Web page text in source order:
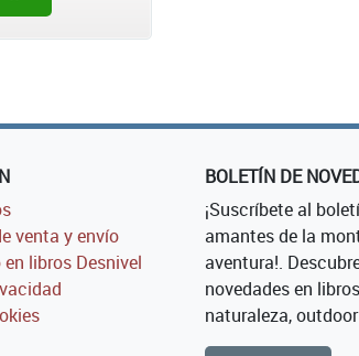
venta y envío
libros Desnivel
BOLETÍN DE
¡Suscríbete al
amantes de la
aventura!.
novedades en
naturaleza,